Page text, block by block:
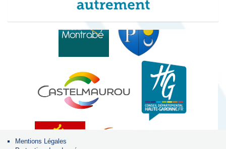
Mentions Légales